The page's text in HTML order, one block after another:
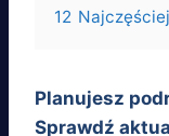
12
Planujesz
Sprawdź